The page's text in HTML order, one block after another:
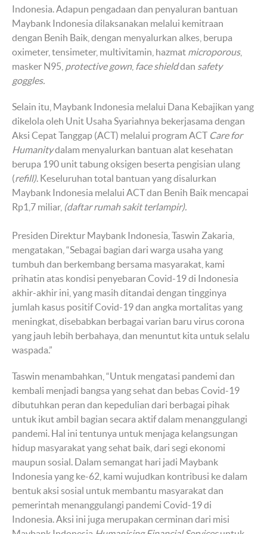
Indonesia. Adapun pengadaan dan penyaluran bantuan
Maybank Indonesia dilaksanakan melalui kemitraan
dengan Benih Baik, dengan menyalurkan alkes, berupa
oximeter, tensimeter, multivitamin, hazmat microporous,
masker N95, protective gown, face shielddan safety
goggles.
Selain itu, Maybank Indonesia melalui Dana Kebajikan yang
dikelola oleh Unit Usaha Syariahnya bekerjasama dengan
Aksi Cepat Tanggap (ACT) melalui program ACT Care for
Humanitydalam menyalurkan bantuan alat kesehatan
berupa 190 unit tabung oksigen beserta pengisian ulang
(refill). Keseluruhan total bantuan yang disalurkan
Maybank Indonesia melalui ACT dan Benih Baik mencapai
Rp1,7 miliar, (daftar rumah sakit terlampir).
Presiden Direktur Maybank Indonesia, Taswin Zakaria,
mengatakan, “Sebagai bagian dari warga usaha yang
tumbuh dan berkembang bersama masyarakat, kami
prihatin atas kondisi penyebaran Covid-19 di Indonesia
akhir-akhir ini, yang masih ditandai dengan tingginya
jumlah kasus positif Covid-19 dan angka mortalitas yang
meningkat, disebabkan berbagai varian baru virus corona
yang jauh lebih berbahaya, dan menuntut kita untuk selalu
waspada.”
Taswin menambahkan, “Untuk mengatasi pandemi dan
kembali menjadi bangsa yang sehat dan bebas Covid-19
dibutuhkan peran dan kepedulian dari berbagai pihak
untuk ikut ambil bagian secara aktif dalam menanggulangi
pandemi. Hal ini tentunya untuk menjaga kelangsungan
hidup masyarakat yang sehat baik, dari segi ekonomi
maupun sosial. Dalam semangat hari jadi Maybank
Indonesia yang ke-62, kami wujudkan kontribusi ke dalam
bentuk aksi sosial untuk membantu masyarakat dan
pemerintah menanggulangi pandemi Covid-19 di
Indonesia. Aksi ini juga merupakan cerminan dari misi